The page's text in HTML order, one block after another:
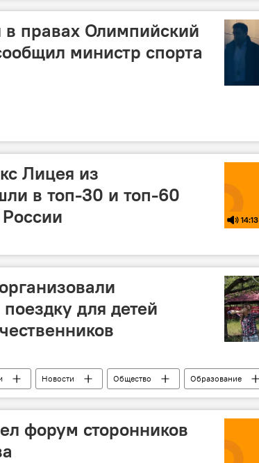
правах Олимпийский
министр спорта
Лицея из
в топ-30 и топ-60
14:13
для детей
Новости Общество
Образование
форум сторонников